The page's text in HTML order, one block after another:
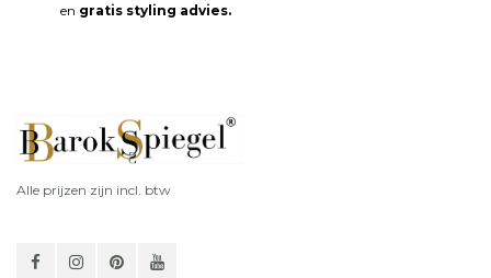
en gratis styling advies.
Alle prijzen zijn incl. btw